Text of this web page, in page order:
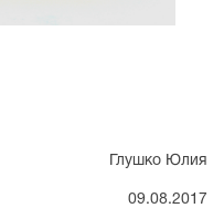
Глушко Юлия
09.08.2017